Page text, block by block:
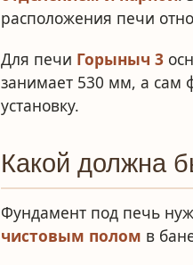
расположения печи
Для печи Горыныч 3
занимает 530 мм, а сам
установку.
Какой должна
Фундамент под печь
чистовым полом в